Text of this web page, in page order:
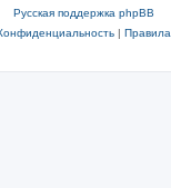
Русская поддержка phpBB
| Правила